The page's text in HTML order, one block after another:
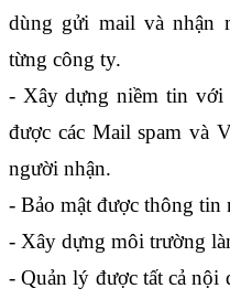
dùng gửi mail và nhận
từng công ty.
- Xây dựng niềm tin với
được các Mail spam và
người nhận.
- Bảo mật được thông tin
- Xây dựng môi trường
- Quản lý được tất cả nội